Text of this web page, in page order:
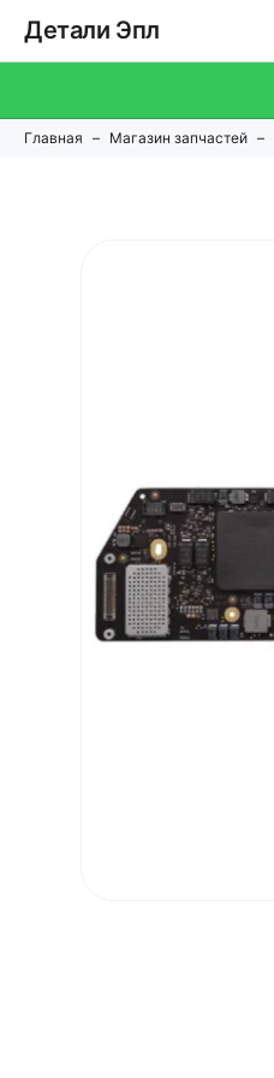
Детали Эпл
Главная Магазин запчастей